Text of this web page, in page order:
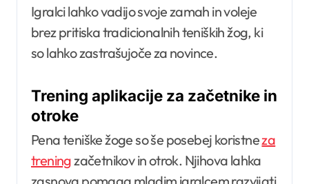
Igralci lahko vadijo svoje zamah in voleje
brez pritiska tradicionalnih teniških žog, ki
so lahko zastrašujoče za novince.
Trening aplikacije za začetnike in
otroke
Pena teniške žoge so še posebej koristneza
treningzačetnikov in otrok. Njihova lahka